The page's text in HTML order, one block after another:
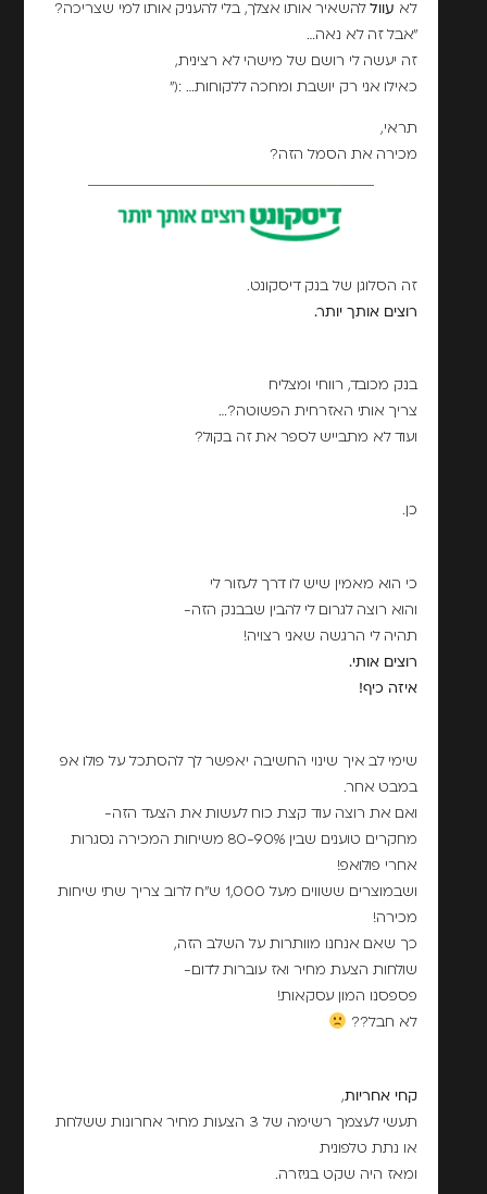
לא עווללהשאיר אותו אצלך, בלי להעניק אותו למי שצריכה?
"אבל זה לא נאה…
זה יעשה לי רושם של מישהי לא רצינית,
כאילו אני רק יושבת ומחכה ללקוחות… :("
תראי,
מכירה את הסמל הזה?
זה הסלוגן של בנק דיסקונט.
רוצים אותך יותר.
בנק מכובד, רווחי ומצליח
צריך אותי האזרחית הפשוטה?…
ועוד לא מתבייש לספר את זה בקול?
כן.
כי הוא מאמין שיש לו דרך לעזור לי
והוא רוצה לגרום לי להבין שבבנק הזה-
תהיה לי הרגשה שאני רצויה!
רוצים אותי.
איזה כיף!
שימי לב איך שינוי החשיבה יאפשר לך להסתכל על פולו אפ
במבט אחר.
ואם את רוצה עוד קצת כוח לעשות את הצעד הזה-
מחקרים טוענים שבין 80-90% משיחות המכירה נסגרות
אחרי פולואפ!
ושבמוצרים ששווים מעל 1,000 ש"ח לרוב צריך שתי שיחות
מכירה!
כך שאם אנחנו מוותרות על השלב הזה,
שולחות הצעת מחיר ואז עוברות לדום-
פספסנו המון עסקאות!
לא חבל??
קחי אחריות,
תעשי לעצמך רשימה של 3 הצעות מחיר אחרונות ששלחת
או נתת טלפונית
ומאז היה שקט בגיזרה.